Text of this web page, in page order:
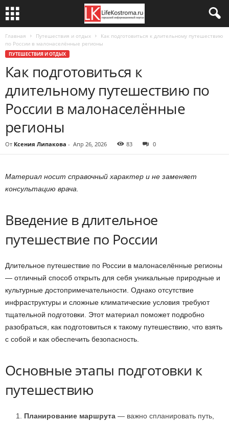
Главная Путешествия и отдых
Как подготовиться к длительному путешествию
по России в малонаселённые регионы
ПУТЕШЕСТВИЯ И ОТДЫХ
Как подготовиться к
длительному путешествию по
России в малонаселённые
регионы
От Ксения Липакова - Апр 26, 2026 83 0
Материал носит справочный характер и не заменяет
консультацию врача.
Введение в длительное
путешествие по России
Длительное путешествие по России в малонаселённые регионы
— отличный способ открыть для себя уникальные природные и
культурные достопримечательности. Однако отсутствие
инфраструктуры и сложные климатические условия требуют
тщательной подготовки. Этот материал поможет подробно
разобраться, как подготовиться к такому путешествию, что взять
с собой и как обеспечить безопасность.
Основные этапы подготовки к
путешествию
Планирование маршрута — важно спланировать путь,